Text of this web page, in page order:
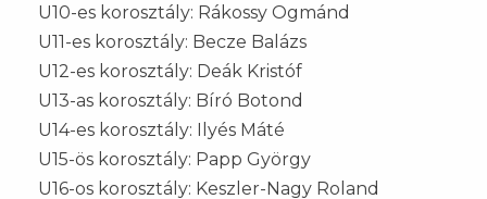
U10-es korosztály: Rákossy Ogmánd
U11-es korosztály: Becze Balázs
U12-es korosztály: Deák Kristóf
U13-as korosztály: Bíró Botond
U14-es korosztály: Ilyés Máté
U15-ös korosztály: Papp György
U16-os korosztály: Keszler-Nagy Roland